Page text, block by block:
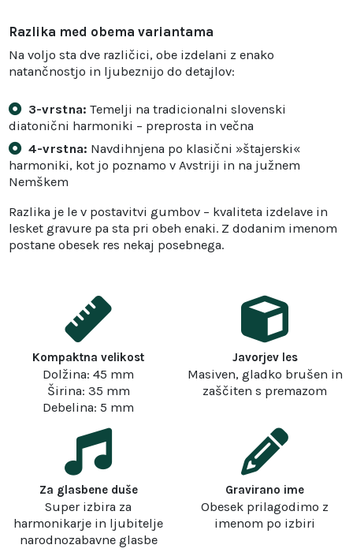
Razlika med obema variantama
Na voljo sta dve različici, obe izdelani z enako
natančnostjo in ljubeznijo do detajlov:
3-vrstna: Temelji na tradicionalni slovenski
diatonični harmoniki – preprosta in večna
4-vrstna: Navdihnjena po klasični »štajerski«
harmoniki, kot jo poznamo v Avstriji in na južnem
Nemškem
Razlika je le v postavitvi gumbov – kvaliteta izdelave in
lesket gravure pa sta pri obeh enaki. Z dodanim imenom
postane obesek res nekaj posebnega.
Kompaktna velikost
Dolžina: 45 mm
Širina: 35 mm
Debelina: 5 mm
Javorjev les
Masiven, gladko brušen in
zaščiten s premazom
Za glasbene duše
Super izbira za
harmonikarje in ljubitelje
narodnozabavne glasbe
Gravirano ime
Obesek prilagodimo z
imenom po izbiri